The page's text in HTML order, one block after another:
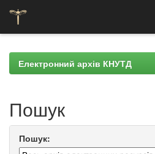
navigationЕлектронний архів КНУТД
Пошук
Пошук: